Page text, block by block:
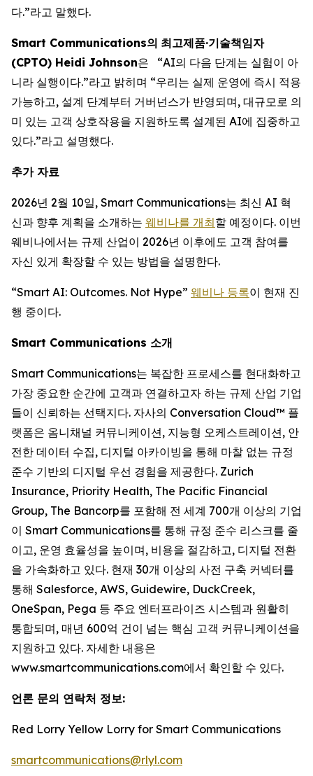
다.”라고 말했다.
Smart Communications의 최고제품·기술책임자
(CPTO) Heidi Johnson은 “AI의 다음 단계는 실험이 아
니라 실행이다.”라고 밝히며 “우리는 실제 운영에 즉시 적용
가능하고, 설계 단계부터 거버넌스가 반영되며, 대규모로 의
미 있는 고객 상호작용을 지원하도록 설계된 AI에 집중하고
있다.”라고 설명했다.
추가 자료
2026년 2월 10일, Smart Communications는 최신 AI 혁
신과 향후 계획을 소개하는 웨비나를 개최할 예정이다. 이번
웨비나에서는 규제 산업이 2026년 이후에도 고객 참여를
자신 있게 확장할 수 있는 방법을 설명한다.
“Smart AI: Outcomes. Not Hype” 웨비나 등록이 현재 진
행 중이다.
Smart Communications 소개
Smart Communications는 복잡한 프로세스를 현대화하고
가장 중요한 순간에 고객과 연결하고자 하는 규제 산업 기업
들이 신뢰하는 선택지다. 자사의 Conversation Cloud™ 플
랫폼은 옴니채널 커뮤니케이션, 지능형 오케스트레이션, 안
전한 데이터 수집, 디지털 아카이빙을 통해 마찰 없는 규정
준수 기반의 디지털 우선 경험을 제공한다. Zurich
Insurance, Priority Health, The Pacific Financial
Group, The Bancorp를 포함해 전 세계 700개 이상의 기업
이 Smart Communications를 통해 규정 준수 리스크를 줄
이고, 운영 효율성을 높이며, 비용을 절감하고, 디지털 전환
을 가속화하고 있다. 현재 30개 이상의 사전 구축 커넥터를
통해 Salesforce, AWS, Guidewire, DuckCreek,
OneSpan, Pega 등 주요 엔터프라이즈 시스템과 원활히
통합되며, 매년 600억 건이 넘는 핵심 고객 커뮤니케이션을
지원하고 있다. 자세한 내용은
www.smartcommunications.com에서 확인할 수 있다.
언론 문의 연락처 정보:
Red Lorry Yellow Lorry for Smart Communications
smartcommunications@rlyl.com